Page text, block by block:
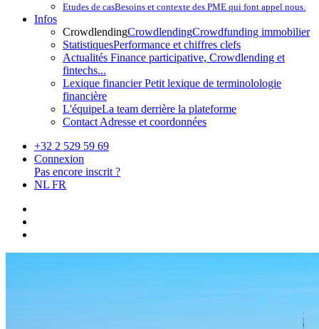
Etudes de casBesoins et contexte des PME qui font appel nous.
Infos
CrowdlendingCrowdlendingCrowdfunding immobilier
StatistiquesPerformance et chiffres clefs
Actualités Finance participative, Crowdlending et
fintechs...
Lexique financierPetit lexique de terminolologie
financière
L'équipeLa team derrière la plateforme
Contact Adresse et coordonnées
+32 2 529 59 69
Connexion
Pas encore inscrit ?
NL FR